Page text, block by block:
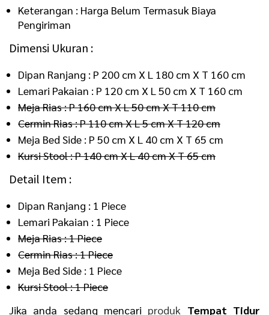
Keterangan : Harga Belum Termasuk Biaya
Pengiriman
Dimensi Ukuran :
Dipan Ranjang : P 200 cm X L 180 cm X T 160 cm
Lemari Pakaian : P 120 cm X L 50 cm X T 160 cm
Meja Rias : P 160 cm X L 50 cm X T 110 cm
Cermin Rias : P 110 cm X L 5 cm X T 120 cm
Meja Bed Side : P 50 cm X L 40 cm X T 65 cm
Kursi Stool : P 140 cm X L 40 cm X T 65 cm
Detail Item :
Dipan Ranjang : 1 Piece
Lemari Pakaian : 1 Piece
Meja Rias : 1 Piece
Cermin Rias : 1 Piece
Meja Bed Side : 1 Piece
Kursi Stool : 1 Piece
Jika anda sedang mencari produk Tempat Tidur